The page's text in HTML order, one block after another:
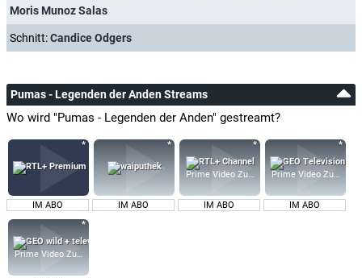
Moris Munoz Salas
Schnitt:Candice Odgers
Pumas - Legenden der Anden Streams
Wo wird "Pumas - Legenden der Anden" gestreamt?
IM ABO IM ABO
Prime Video Zusatz-Kanäle
IM ABO
Prime Video Zusatz-
IM ABO
Prime Video Zusatz-Kanäle